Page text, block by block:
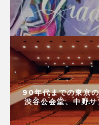
90年代までの東京の
渋谷公会堂、中野